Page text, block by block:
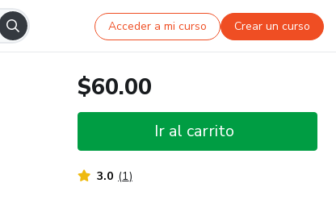
Acceder a mi curso Crear un curso
$60.00
Ir al carrito
3.0 (1)